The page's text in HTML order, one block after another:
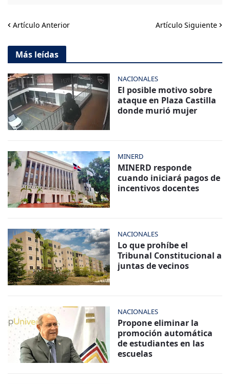
Artículo Anterior Artículo Siguiente
Más leídas
NACIONALES
El posible motivo sobre
ataque en Plaza Castilla
donde murió mujer
MINERD
MINERD responde
cuando iniciará pagos de
incentivos docentes
NACIONALES
Lo que prohíbe el
Tribunal Constitucional a
juntas de vecinos
NACIONALES
Propone eliminar la
promoción automática
de estudiantes en las
escuelas